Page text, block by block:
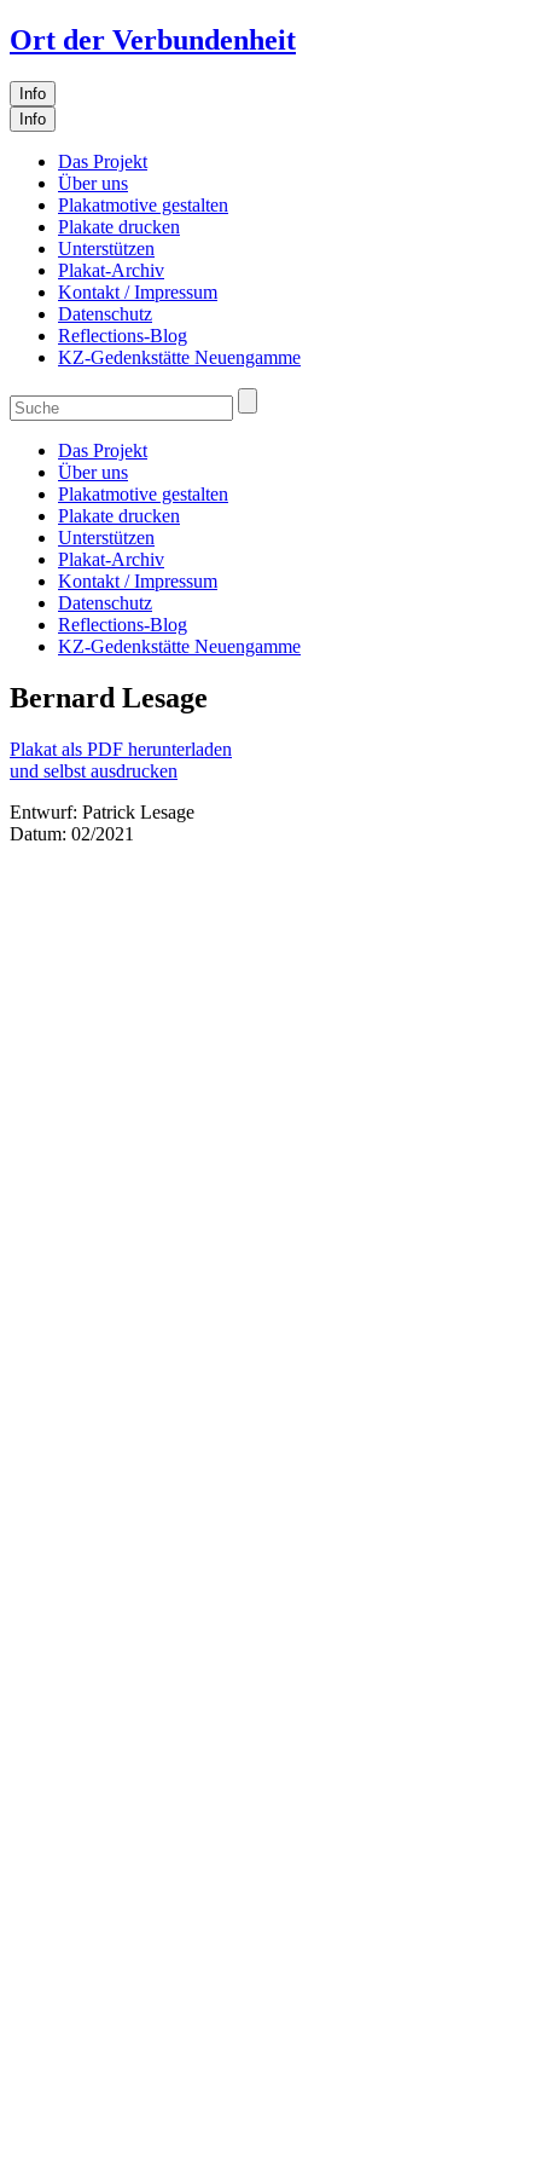
Ort der Verbundenheit
Info
Info
Das Projekt
Über uns
Plakatmotive gestalten
Plakate drucken
Unterstützen
Plakat-Archiv
Kontakt / Impressum
Datenschutz
Reflections-Blog
KZ-Gedenkstätte Neuengamme
Das Projekt
Über uns
Plakatmotive gestalten
Plakate drucken
Unterstützen
Plakat-Archiv
Kontakt / Impressum
Datenschutz
Reflections-Blog
KZ-Gedenkstätte Neuengamme
Bernard Lesage
Plakat als PDF herunterladen
und selbst ausdrucken
Entwurf: Patrick Lesage
Datum: 02/2021